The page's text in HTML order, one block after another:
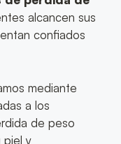
alcancen sus
confiados
mediante
a los
de peso
piel y